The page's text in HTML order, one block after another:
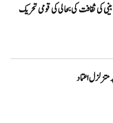
کی ثقافت کی بحالی کی قومی تحریک
اعتماد